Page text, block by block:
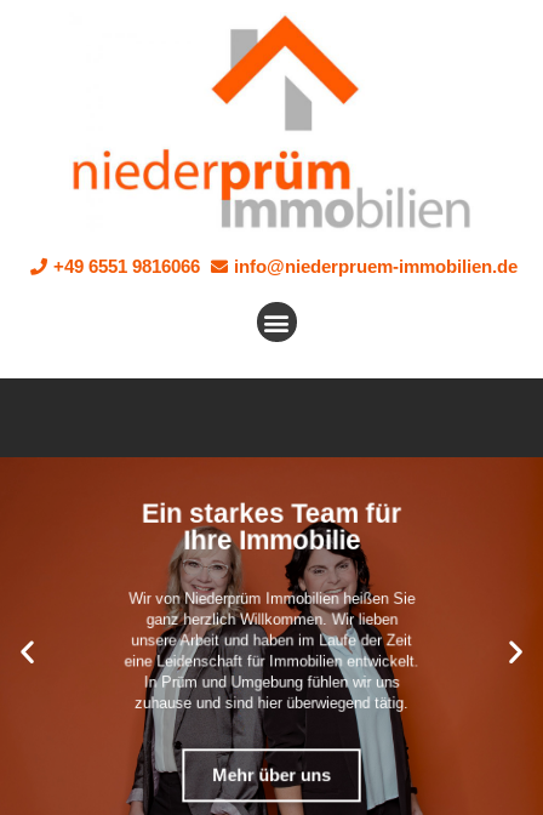
+49 6551 9816066 info@niederpruem-immobilien.de
Ein starkes Team für
Ihre Immobilie
Wir von Niederprüm Immobilien heißen Sie
ganz herzlich Willkommen. Wir lieben
unsere Arbeit und haben im Laufe der Zeit
eine Leidenschaft für Immobilien entwickelt.
In Prüm und Umgebung fühlen wir uns
zuhause und sind hier überwiegend tätig.
Mehr über uns